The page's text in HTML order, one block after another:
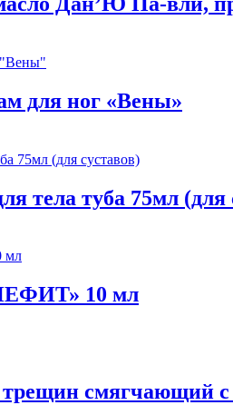
для ног «Вены»
тела туба 75мл (для
10 мл
смягчающий